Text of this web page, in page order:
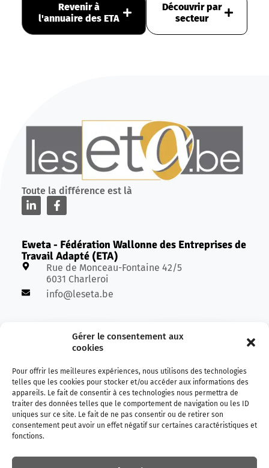
Gérer le consentement aux
cookies
Pour offrir les meilleures expériences, nous utilisons des technologies
telles que les cookies pour stocker et/ou accéder aux informations des
appareils. Le fait de consentir à ces technologies nous permettra de
traiter des données telles que le comportement de navigation ou les ID
uniques sur ce site. Le fait de ne pas consentir ou de retirer son
consentement peut avoir un effet négatif sur certaines caractéristiques et
fonctions.
Revenir à
l'annuaire des ETA
Découvrir par
secteur
Toute la différence est là
Eweta - Fédération Wallonne des Entreprises de
Travail Adapté (ETA)
Rue de Monceau-Fontaine 42/5
6031 Charleroi
info@leseta.be
Avec le soutien de :